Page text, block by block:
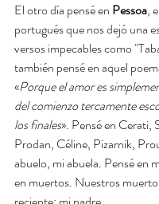
El otro día pensé en Pessoa,
portugués que nos dejó una
versos impecables como
también pensé en aquel
«Porque el amor es
del comienzo tercamente
los finales». Pensé en Cerati,
Prodan, Céline, Pizarnik,
abuelo, mi abuela. Pensé en
en muertos. Nuestros